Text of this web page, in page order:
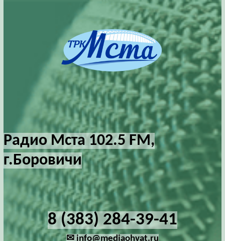
Радио Мста 102.5 FM,
г.Боровичи
8 (383) 284-39-41
✉ info@mediaohvat.ru